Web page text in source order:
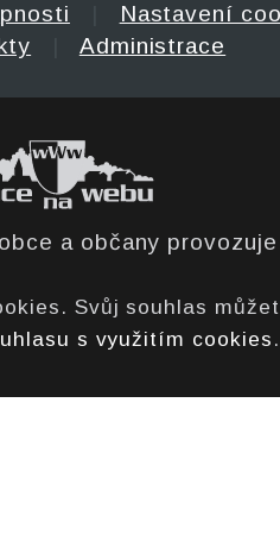
Nastavení
Administrace
a občany
Svůj souhlas
s využitím cookies .